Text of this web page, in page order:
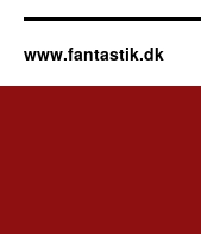
www.fantastik.dk